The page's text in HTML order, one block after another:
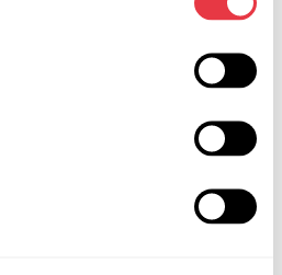
на стенд 2C15 та